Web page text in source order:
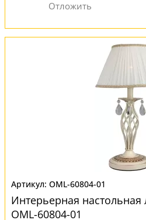
OML-60804-01
Интерьерная
OML-60804-01